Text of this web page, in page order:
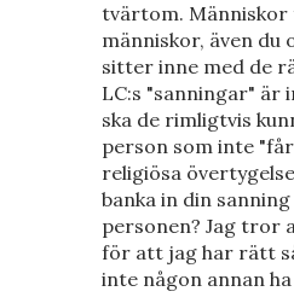
tvärtom. Människor
människor, även
sitter inne med de
LC:s "sanningar" är
ska de rimligtvis
person som inte
religiösa
banka in din
personen? Jag tror
för att jag har rätt
inte någon annan ha